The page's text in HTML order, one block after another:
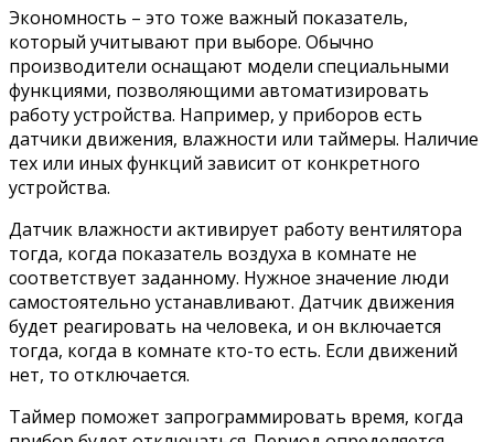
Экономность – это тоже важный показатель,
который учитывают при выборе. Обычно
производители оснащают модели специальными
функциями, позволяющими автоматизировать
работу устройства. Например, у приборов есть
датчики движения, влажности или таймеры. Наличие
тех или иных функций зависит от конкретного
устройства.
Датчик влажности активирует работу вентилятора
тогда, когда показатель воздуха в комнате не
соответствует заданному. Нужное значение люди
самостоятельно устанавливают. Датчик движения
будет реагировать на человека, и он включается
тогда, когда в комнате кто-то есть. Если движений
нет, то отключается.
Таймер поможет запрограммировать время, когда